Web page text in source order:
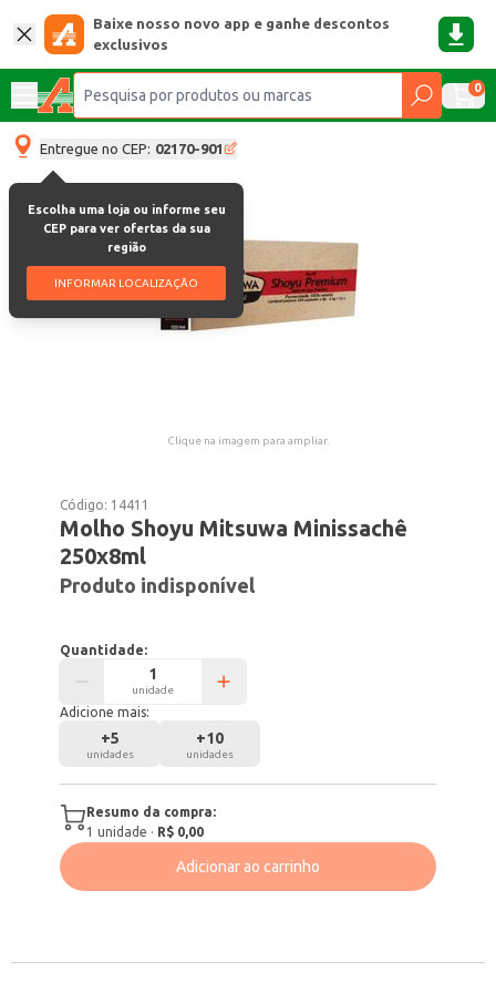
Baixe nosso novo app e ganhe descontos
exclusivos
0
Entregue no CEP: 02170-901
Escolha uma loja ou informe seu
CEP para ver ofertas da sua
região
INFORMAR LOCALIZAÇÃO
Clique na imagem para ampliar.
Código: 14411
Molho Shoyu Mitsuwa Minissachê
250x8ml
Produto indisponível
Quantidade:
unidade
Adicione mais:
+5
unidades
+10
unidades
Resumo da compra:
1 unidade · R$ 0,00
Adicionar ao carrinho